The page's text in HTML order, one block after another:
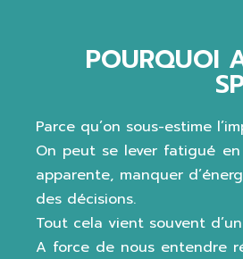
POURQUOI
Parce qu’on sous-estime
On peut se lever fatigué en
apparente, manquer
des décisions.
Tout cela vient souvent
A force de nous entendre